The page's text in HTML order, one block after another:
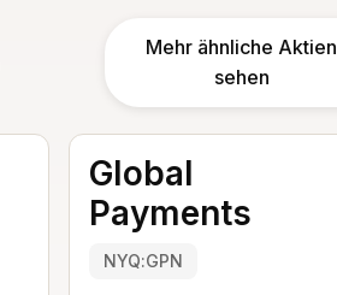
Mehr ähnliche Aktien
sehen
Global
Payments
NYQ:GPN